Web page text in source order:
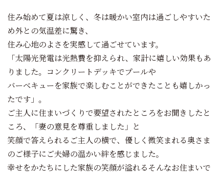
住み始めて夏は涼しく、冬は暖かい室内は過ごしやすいた
め外との気温差に驚き、
住み心地のよさを実感して過ごせています。
「太陽光発電は光熱費を抑えられ、家計に嬉しい効果もあ
りました。コンクリートデッキでプールや
バーベキューを家族で楽しむことができたことも嬉しかっ
たです」。
ご主人に住まいづくりで要望されたところをお聞きしたと
ころ、「妻の意見を尊重しました」と
笑顔で答えられるご主人の横で、優しく微笑まれる奥さま
のご様子にご夫婦の温かい絆を感じました。
幸せをかたちにした家族の笑顔が溢れるそんなお住まいで